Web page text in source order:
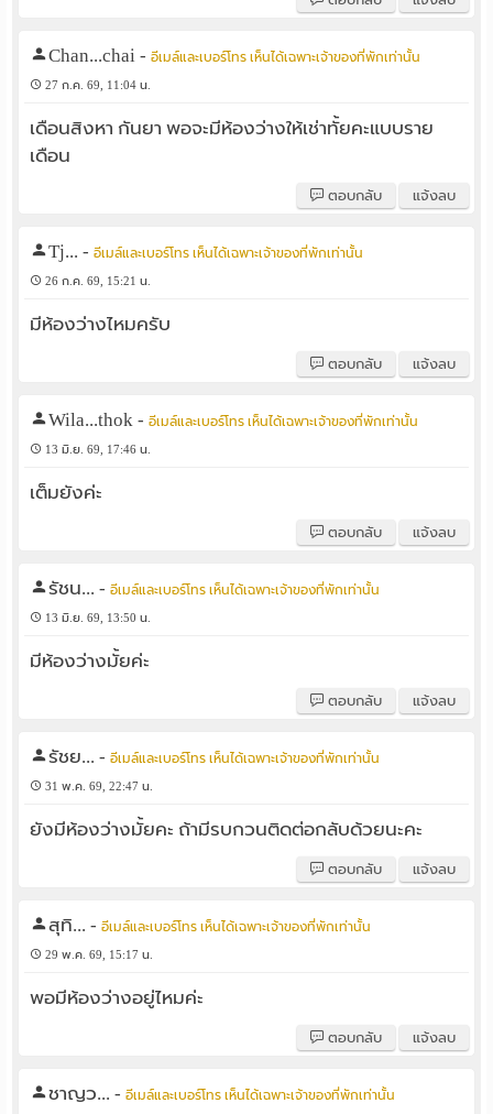
Chan...chai -อีเมล์และเบอร์โทร เห็นได้เฉพาะเจ้าของที่พักเท่านั้น
27 ก.ค. 69, 11:04 น.
เดือนสิงหา กันยา พอจะมีห้องว่างให้เช่าทั้ยคะแบบราย
เดือน
ตอบกลับ แจ้งลบ
Tj... -อีเมล์และเบอร์โทร เห็นได้เฉพาะเจ้าของที่พักเท่านั้น
26 ก.ค. 69, 15:21 น.
มีห้องว่างไหมครับ
ตอบกลับ แจ้งลบ
Wila...thok -อีเมล์และเบอร์โทร เห็นได้เฉพาะเจ้าของที่พักเท่านั้น
13 มิ.ย. 69, 17:46 น.
เต็มยังค่ะ
ตอบกลับ แจ้งลบ
รัชน... -อีเมล์และเบอร์โทร เห็นได้เฉพาะเจ้าของที่พักเท่านั้น
13 มิ.ย. 69, 13:50 น.
มีห้องว่างมั้ยค่ะ
ตอบกลับ แจ้งลบ
รัชย... -อีเมล์และเบอร์โทร เห็นได้เฉพาะเจ้าของที่พักเท่านั้น
31 พ.ค. 69, 22:47 น.
ยังมีห้องว่างมั้ยคะ ถ้ามีรบกวนติดต่อกลับด้วยนะคะ
ตอบกลับ แจ้งลบ
สุทิ... -อีเมล์และเบอร์โทร เห็นได้เฉพาะเจ้าของที่พักเท่านั้น
29 พ.ค. 69, 15:17 น.
พอมีห้องว่างอยู่ไหมค่ะ
ตอบกลับ แจ้งลบ
ชาญว... -อีเมล์และเบอร์โทร เห็นได้เฉพาะเจ้าของที่พักเท่านั้น